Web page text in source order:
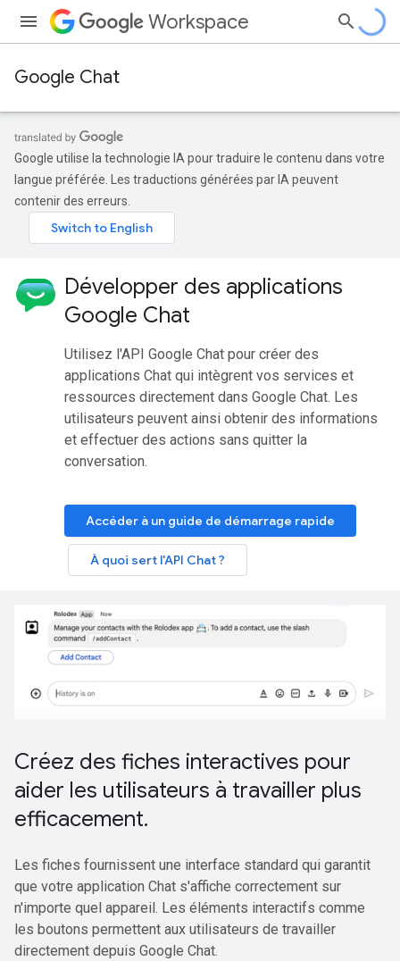
Workspace
Google Chat
Google utilise la technologie IA pour traduire le contenu dans votre
langue préférée. Les traductions générées par IA peuvent
contenir des erreurs.
Développer des applications
Google Chat
Utilisez l'API Google Chat pour créer des
applications Chat qui intègrent vos services et
ressources directement dans Google Chat. Les
utilisateurs peuvent ainsi obtenir des informations
et effectuer des actions sans quitter la
conversation.
Accéder à un guide de démarrage rapide
À quoi sert l'API Chat ?
Créez des fiches interactives pour
aider les utilisateurs à travailler plus
efficacement.
Les fiches fournissent une interface standard qui garantit
que votre application Chat s'affiche correctement sur
n'importe quel appareil. Les éléments interactifs comme
les boutons permettent aux utilisateurs de travailler
directement depuis Google Chat.